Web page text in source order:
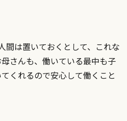
間は置いておくとして、これな
さんも、働いている最中も子
くれるので安心して働くこと